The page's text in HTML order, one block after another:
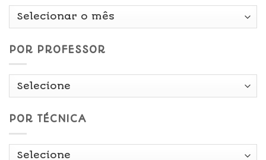
Por
POR PROFESSOR
POR TÉCNICA